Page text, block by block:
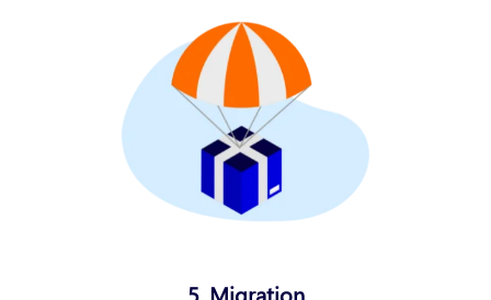
5. Migration